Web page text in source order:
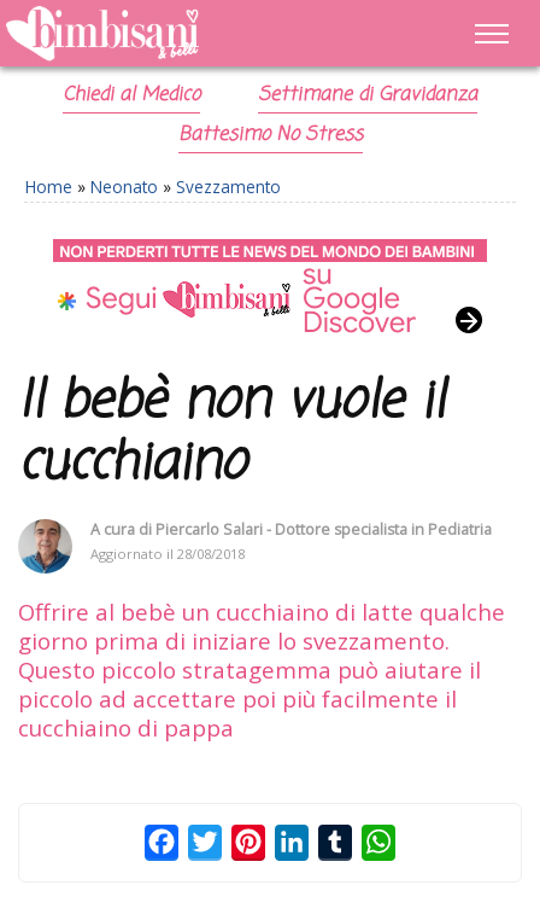
Chiedi al Medico
Settimane di Gravidanza
Battesimo No Stress
Home » Neonato » Svezzamento
Il bebè non vuole il
cucchiaino
A cura di Piercarlo Salari - Dottore specialista in Pediatria
Aggiornato il 28/08/2018
Offrire al bebè un cucchiaino di latte qualche
giorno prima di iniziare lo svezzamento.
Questo piccolo stratagemma può aiutare il
piccolo ad accettare poi più facilmente il
cucchiaino di pappa
FacebookTwitterPinterestLinkedInTumblr